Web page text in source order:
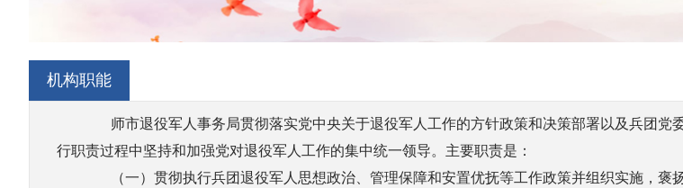
机构职能
师市退役军人事务局贯彻落实党中央关于退役军人工作的方针政策和决策部署以及兵团党
行职责过程中坚持和加强党对退役军人工作的集中统一领导。主要职责是：
（一）贯彻执行兵团退役军人思想政治、管理保障和安置优抚等工作政策并组织实施，褒